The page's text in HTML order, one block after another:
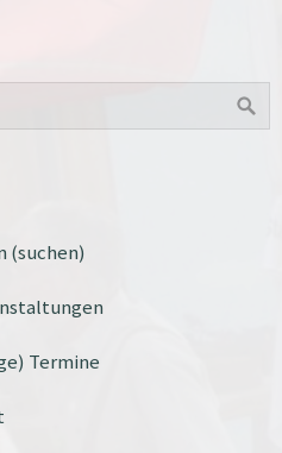
(suchen)
Termine